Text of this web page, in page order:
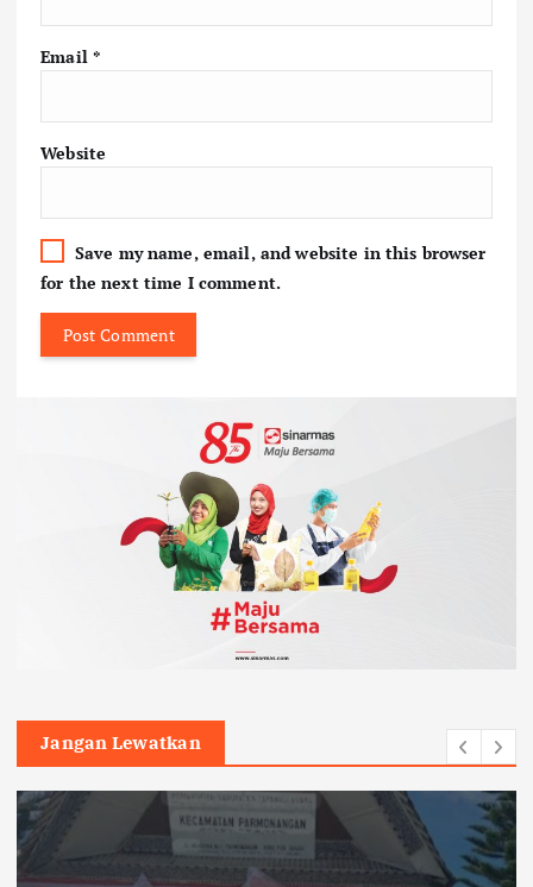
Email *
Website
Save my name, email, and website in this browser
for the next time I comment.
Jangan Lewatkan